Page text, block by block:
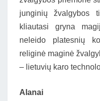
junginių žvalgybos
kliautasi gryna
neleido platesnių
religinė maginė
– lietuvių karo
Alanai